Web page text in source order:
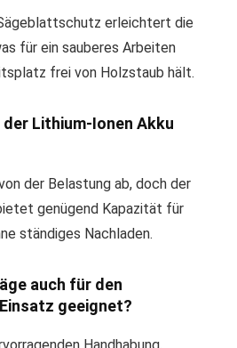
erleichtert die
für ein sauberes Arbeiten
frei von Holzstaub hält.
Lithium-Ionen Akku
der Belastung ab, doch der
genügend Kapazität für
ständiges Nachladen.
auch für den
geeignet?